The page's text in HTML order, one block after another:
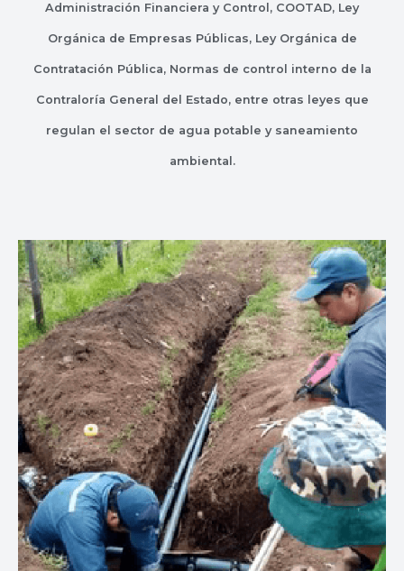
Administración Financiera y Control, COOTAD, Ley
Orgánica de Empresas Públicas, Ley Orgánica de
Contratación Pública, Normas de control interno de la
Contraloría General del Estado, entre otras leyes que
regulan el sector de agua potable y saneamiento
ambiental.